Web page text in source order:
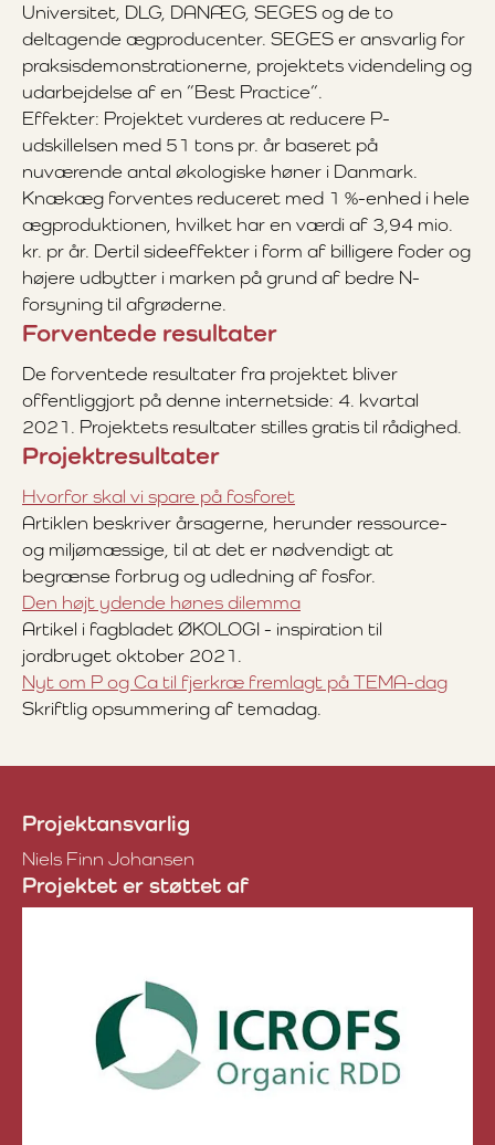
Universitet, DLG, DANÆG, SEGES og de to
deltagende ægproducenter. SEGES er ansvarlig for
praksisdemonstrationerne, projektets videndeling og
udarbejdelse af en ”Best Practice”.
Effekter: Projektet vurderes at reducere P-
udskillelsen med 51 tons pr. år baseret på
nuværende antal økologiske høner i Danmark.
Knækæg forventes reduceret med 1 %-enhed i hele
ægproduktionen, hvilket har en værdi af 3,94 mio.
kr. pr år. Dertil sideeffekter i form af billigere foder og
højere udbytter i marken på grund af bedre N-
forsyning til afgrøderne.
Forventede resultater
De forventede resultater fra projektet bliver
offentliggjort på denne internetside: 4. kvartal
2021. Projektets resultater stilles gratis til rådighed.
Projektresultater
Hvorfor skal vi spare på fosforet
Artiklen beskriver årsagerne, herunder ressource-
og miljømæssige, til at det er nødvendigt at
begrænse forbrug og udledning af fosfor.
Den højt ydende hønes dilemma
Artikel i fagbladet ØKOLOGI - inspiration til
jordbruget oktober 2021.
Nyt om P og Ca til fjerkræ fremlagt på TEMA-dag
Skriftlig opsummering af temadag.
Projektansvarlig
Niels Finn Johansen
Projektet er støttet af